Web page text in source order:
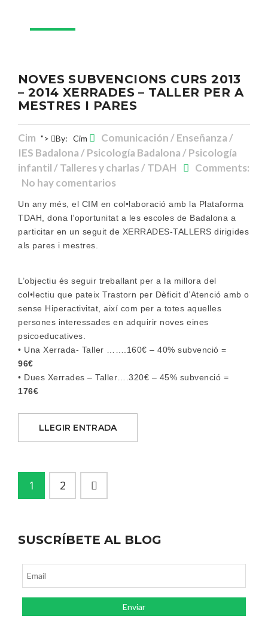
NOVES SUBVENCIONS CURS 2013
– 2014 XERRADES – TALLER PER A
MESTRES I PARES
Cim "> By: Cim
Comunicación / Enseñanza /
IES Badalona / Psicología Badalona / Psicología
infantil / Talleres y charlas / TDAH
Comments:
No hay comentarios
Un any més, el CIM en col•laboració amb la Plataforma
TDAH, dona l’oportunitat a les escoles de Badalona a
particitar en un seguit de XERRADES-TALLERS dirigides
als pares i mestres.
L’objectiu és seguir treballant per a la millora del
col•lectiu que pateix Trastorn per Dèficit d’Atenció amb o
sense Hiperactivitat, així com per a totes aquelles
persones interessades en adquirir noves eines
psicoeducatives.
• Una Xerrada- Taller …….160€ – 40% subvenció =
96€
• Dues Xerrades – Taller….320€ – 45% subvenció =
176€
LLEGIR ENTRADA
1 2
SUSCRÍBETE AL BLOG